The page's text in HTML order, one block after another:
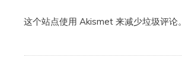
这个站点使用 Akismet 来减少垃圾评论。